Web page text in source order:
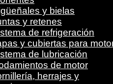
y bielas
y retenes
de refrigeración
y cubiertas para
de lubricación
de motor
herrajes y